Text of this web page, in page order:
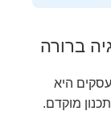
היא
מוקדם.